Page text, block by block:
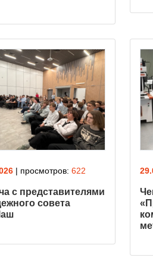
| просмотров: 622
с представителями
совета